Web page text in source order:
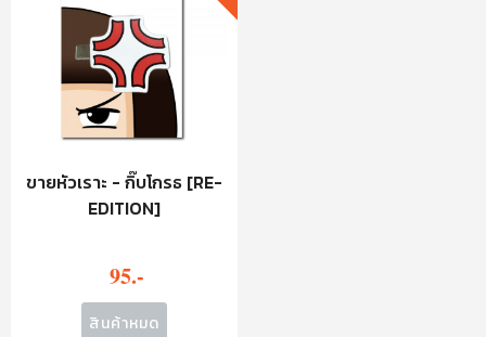
ขายหัวเราะ - กิ๊บโกรธ [RE-
EDITION]
95.-
สินค้าหมด